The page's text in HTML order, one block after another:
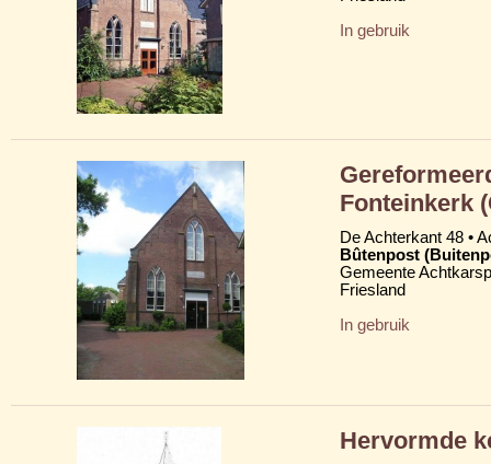
In gebruik
Fonteinkerk
De Achterkant 48 •
Bûtenpost
Gemeente
Friesland
In gebruik
Hervormde